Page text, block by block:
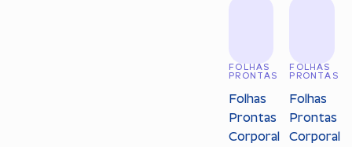
FOLHAS
PRONTAS
Folhas
Prontas
Corporal
FOLHAS
PRONTAS
Folhas
Prontas
Corporal